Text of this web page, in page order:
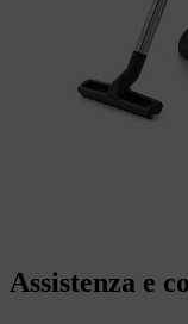
Assistenza e